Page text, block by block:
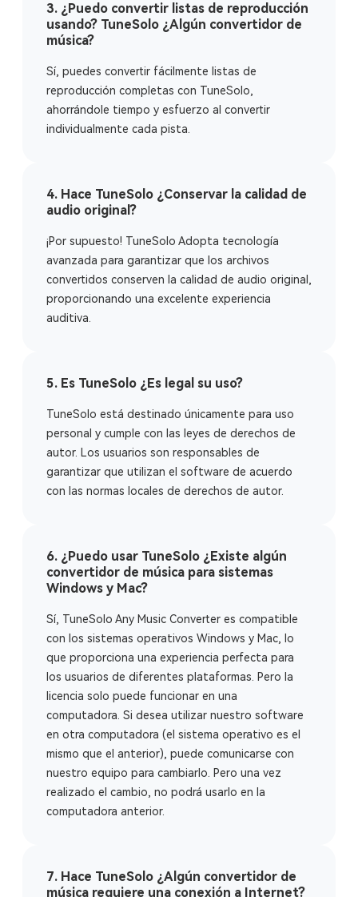
3. ¿Puedo convertir listas de reproducción
usando? TuneSolo ¿Algún convertidor de
música?
Sí, puedes convertir fácilmente listas de
reproducción completas con TuneSolo,
ahorrándole tiempo y esfuerzo al convertir
individualmente cada pista.
4. Hace TuneSolo ¿Conservar la calidad de
audio original?
¡Por supuesto! TuneSolo Adopta tecnología
avanzada para garantizar que los archivos
convertidos conserven la calidad de audio original,
proporcionando una excelente experiencia
auditiva.
5. Es TuneSolo ¿Es legal su uso?
TuneSolo está destinado únicamente para uso
personal y cumple con las leyes de derechos de
autor. Los usuarios son responsables de
garantizar que utilizan el software de acuerdo
con las normas locales de derechos de autor.
6. ¿Puedo usar TuneSolo ¿Existe algún
convertidor de música para sistemas
Windows y Mac?
Sí, TuneSolo Any Music Converter es compatible
con los sistemas operativos Windows y Mac, lo
que proporciona una experiencia perfecta para
los usuarios de diferentes plataformas. Pero la
licencia solo puede funcionar en una
computadora. Si desea utilizar nuestro software
en otra computadora (el sistema operativo es el
mismo que el anterior), puede comunicarse con
nuestro equipo para cambiarlo. Pero una vez
realizado el cambio, no podrá usarlo en la
computadora anterior.
7. Hace TuneSolo ¿Algún convertidor de
música requiere una conexión a Internet?